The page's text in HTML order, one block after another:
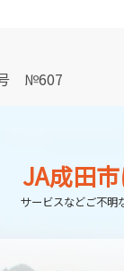
号 №607
JA成田
サービスなどご不明